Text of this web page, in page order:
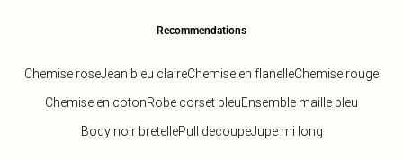
Recommendations
Chemise roseJean bleu claireChemise en flanelleChemise rouge
Chemise en cotonRobe corset bleuEnsemble maille bleu
Body noir bretellePull decoupeJupe mi long